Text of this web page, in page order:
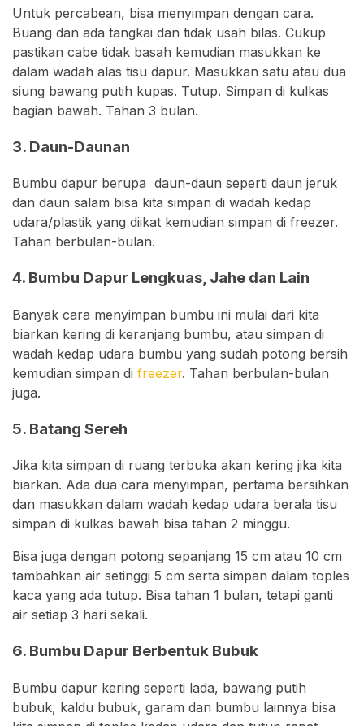
Untuk percabean, bisa menyimpan dengan cara.
Buang dan ada tangkai dan tidak usah bilas. Cukup
pastikan cabe tidak basah kemudian masukkan ke
dalam wadah alas tisu dapur. Masukkan satu atau dua
siung bawang putih kupas. Tutup. Simpan di kulkas
bagian bawah. Tahan 3 bulan.
3. Daun-Daunan
Bumbu dapur berupa daun-daun seperti daun jeruk
dan daun salam bisa kita simpan di wadah kedap
udara/plastik yang diikat kemudian simpan di freezer.
Tahan berbulan-bulan.
4. Bumbu Dapur Lengkuas, Jahe dan Lain
Banyak cara menyimpan bumbu ini mulai dari kita
biarkan kering di keranjang bumbu, atau simpan di
wadah kedap udara bumbu yang sudah potong bersih
kemudian simpan di freezer. Tahan berbulan-bulan
juga.
5. Batang Sereh
Jika kita simpan di ruang terbuka akan kering jika kita
biarkan. Ada dua cara menyimpan, pertama bersihkan
dan masukkan dalam wadah kedap udara berala tisu
simpan di kulkas bawah bisa tahan 2 minggu.
Bisa juga dengan potong sepanjang 15 cm atau 10 cm
tambahkan air setinggi 5 cm serta simpan dalam toples
kaca yang ada tutup. Bisa tahan 1 bulan, tetapi ganti
air setiap 3 hari sekali.
6. Bumbu Dapur Berbentuk Bubuk
Bumbu dapur kering seperti lada, bawang putih
bubuk, kaldu bubuk, garam dan bumbu lainnya bisa